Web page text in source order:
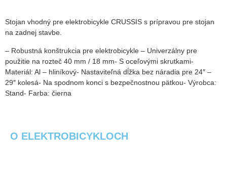
Stojan vhodný pre elektrobicykle CRUSSIS s prípravou pre stojan
na zadnej stavbe.
– Robustná konštrukcia pre elektrobicykle – Univerzálny pre
použitie na rozteč 40 mm / 18 mm- S oceľovými skrutkami-
Materiál: Al – hliníkový- Nastaviteľná dĺžka bez náradia pre 24″ –
29″ kolesá- Na spodnom konci s bezpečnostnou pätkou- Výrobca:
Stand- Farba: čierna
O ELEKTROBICYKLOCH